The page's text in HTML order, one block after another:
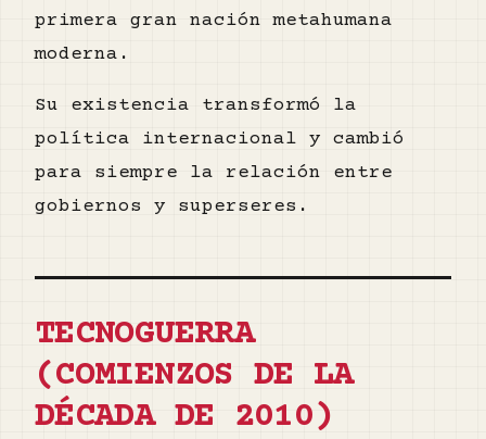
primera gran nación metahumana
moderna.
Su existencia transformó la
política internacional y cambió
para siempre la relación entre
gobiernos y superseres.
TECNOGUERRA
(COMIENZOS DE LA
DÉCADA DE 2010)